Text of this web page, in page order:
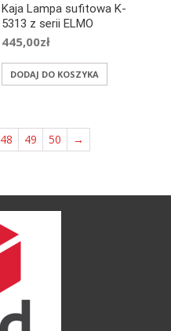
Kaja Lampa sufitowa K-
5313 z serii ELMO
445,00zł
DODAJ DO KOSZYKA
48 49 50 →